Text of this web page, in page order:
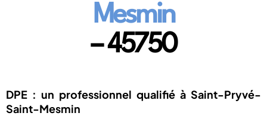
Mesmin
– 45750
DPE : un professionnel qualifié à Saint-Pryvé-
Saint-Mesmin